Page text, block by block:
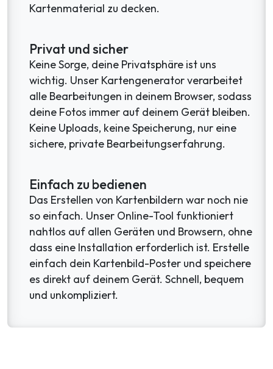
Kartenmaterial zu decken.
Privat und sicher
Keine Sorge, deine Privatsphäre ist uns
wichtig. Unser Kartengenerator verarbeitet
alle Bearbeitungen in deinem Browser, sodass
deine Fotos immer auf deinem Gerät bleiben.
Keine Uploads, keine Speicherung, nur eine
sichere, private Bearbeitungserfahrung.
Einfach zu bedienen
Das Erstellen von Kartenbildern war noch nie
so einfach. Unser Online-Tool funktioniert
nahtlos auf allen Geräten und Browsern, ohne
dass eine Installation erforderlich ist. Erstelle
einfach dein Kartenbild-Poster und speichere
es direkt auf deinem Gerät. Schnell, bequem
und unkompliziert.